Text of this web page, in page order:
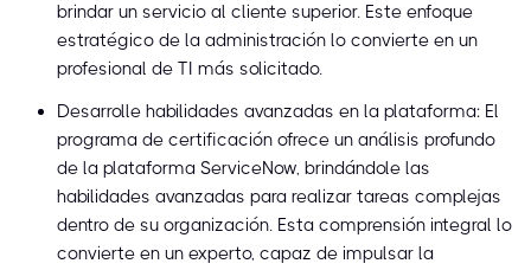
brindar un servicio al cliente superior. Este enfoque
estratégico de la administración lo convierte en un
profesional de TI más solicitado.
Desarrolle habilidades avanzadas en la plataforma: El
programa de certificación ofrece un análisis profundo
de la plataforma ServiceNow, brindándole las
habilidades avanzadas para realizar tareas complejas
dentro de su organización. Esta comprensión integral lo
convierte en un experto, capaz de impulsar la